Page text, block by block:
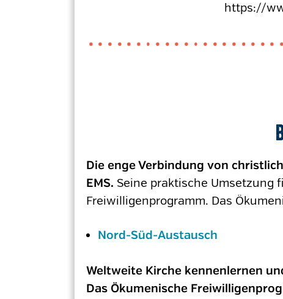
https://
Die enge Verbindung von
EMS. Seine praktische Umsetzung
Freiwilligenprogramm. Das
Nord-Süd-Austausch
Weltweite Kirche kennenlernen
Das Ökumenische